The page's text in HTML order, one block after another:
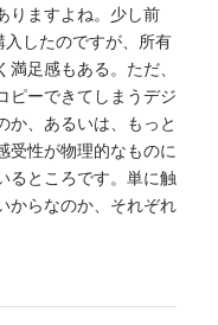
りますよね。少し前
したのですが、所有
足感もある。ただ、
ピーできてしまうデジ
か、あるいは、もっと
受性が物理的なものに
るところです。単に触
からなのか、それぞれ